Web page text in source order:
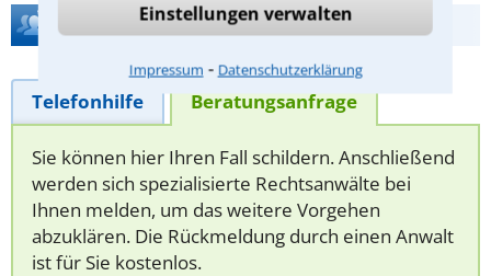
Einstellungen verwalten
Impressum ⁃ Datenschutzerklärung
Hilfe bei Ihrer Anwaltsuche?
Telefonhilfe Beratungsanfrage
Sie können hier Ihren Fall schildern. Anschließend
werden sich spezialisierte Rechtsanwälte bei
Ihnen melden, um das weitere Vorgehen
abzuklären. Die Rückmeldung durch einen Anwalt
ist für Sie kostenlos.